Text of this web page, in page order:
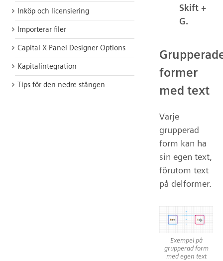
Inköp och licensiering
Importerar filer
Capital X Panel Designer Options
Kapitalintegration
Tips för den nedre stången
Skift +
G.
former
med text
Varje
grupperad
form kan ha
sin egen text,
förutom text
på delformer.
Exempel på
grupperad form
med egen text